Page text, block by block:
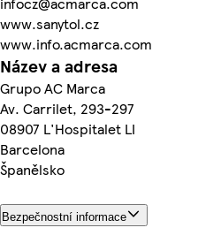
www.sanytol.cz
www.info.acmarca.com
Název a adresa
Grupo AC Marca
Av. Carrilet, 293-297
08907 L'Hospitalet LI
Barcelona
Španělsko
Bezpečnostní informace